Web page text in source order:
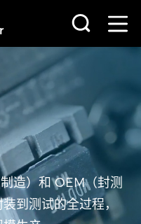
造）和 OEM（封测
到测试的全过程，